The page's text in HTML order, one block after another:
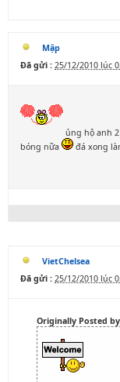
Mập
Đã gửi : 25/12/2010 lúc
ủng hộ anh
bóng nữa
đá xong
VietChelsea
Đã gửi : 25/12/2010 lúc
Originally Posted